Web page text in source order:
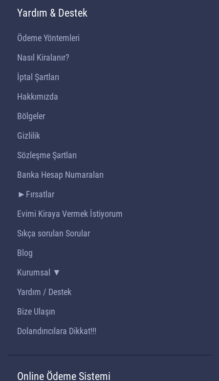
Yardım & Destek
Ödeme Yöntemleri
Nasıl Kiralanır?
İptal Şartları
Hakkımızda
Bölgeler
Gizlilik
Sözleşme Şartları
Banka Hesap Numaraları
►Fırsatlar
Evimi Kiraya Vermek İstiyorum
Sıkça sorulan Sorular
Blog
Kurumsal ▼
Yardım / Destek
Bize Ulaşın
Dolandırıcılara Dikkat!!!
Online Ödeme Sistemi